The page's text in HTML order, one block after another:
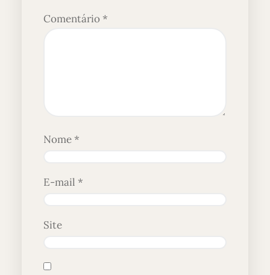
Comentário*
Nome*
E-mail *
Site